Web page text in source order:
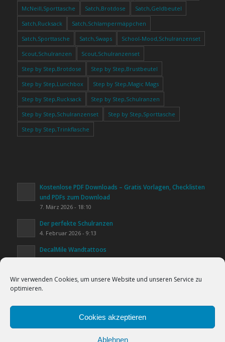
Cookies helfen uns bei der Bereitstellung
unserer Inhalte und Dienste. Durch die
weitere Nutzung der Webseite stimmen Sie
der Verwendung von Cookies zu.
Wir verwenden Cookies, um unsere Website und unseren Service zu
optimieren.
Cookies akzeptieren
Ablehnen
McNeill,Sporttasche
Satch,Brotdose
Satch,Geldbeutel
Satch,Rucksack
Satch,Schlampermäppchen
Satch,Sporttasche
Satch,Swaps
School-Mood,Schulranzenset
Scout,Schulranzen
Scout,Schulranzenset
Step by Step,Brotdose
Step by Step,Brustbeutel
Step by Step,Lunchbox
Step by Step,Magic Mags
Step by Step,Rucksack
Step by Step,Schulranzen
Step by Step,Schulranzenset
Step by Step,Sporttasche
Step by Step,Trinkflasche
Kostenlose PDF Downloads – Gratis Vorlagen, Checklisten
und PDFs zum Download
7. März 2026 - 18:10
Der perfekte Schulranzen
4. Februar 2026 - 9:13
DecalMile Wandtattoos
20. Januar 2026 - 16:25
Kinderzimmer gestalten
20. Januar 2026 - 15:44